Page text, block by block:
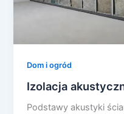
Dom i ogród
Izolacja
Podstawy akustyki